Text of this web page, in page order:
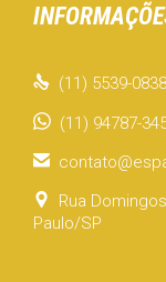
 (11) 5539-0838
(11) 94787-


Rua
Paulo/SP